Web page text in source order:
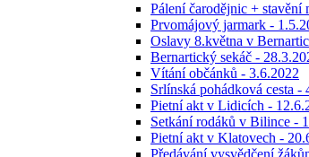
Pálení čarodějnic + stavění
Prvomájový jarmark -
Oslavy 8.května v
Bernartický sekáč -
Vítání občánků - 3.6.2022
Srlínská pohádková cesta -
Pietní akt v Lidicích -
Setkání rodáků v Bilince -
Pietní akt v Klatovech -
Předávání vysvědčení